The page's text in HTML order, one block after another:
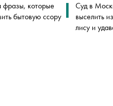
фразы, которые
бытовую ссору
Суд в
выселить
лису и